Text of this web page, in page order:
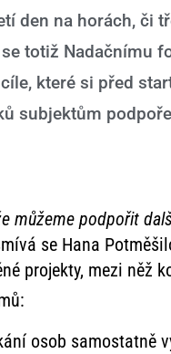
den na horách, či
totiž Nadačnímu
které si před
subjektům
můžeme podpořit
se Hana
projekty, mezi něž
osob samostatně